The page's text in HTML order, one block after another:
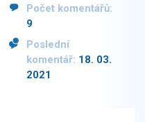
Počet komentářů:
9
Poslední
komentář: 18. 03.
2021